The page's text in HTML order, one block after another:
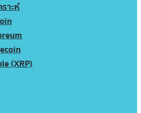
าะห์
(XRP)